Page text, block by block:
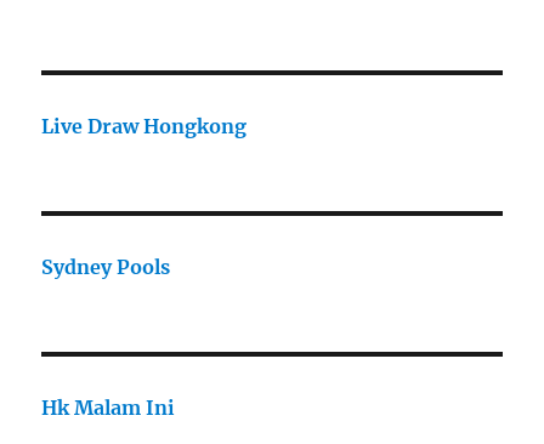
Live Draw Hongkong
Sydney Pools
Hk Malam Ini